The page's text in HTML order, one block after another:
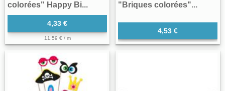
colorées" Happy Bi...
4,33 €
11,59 € / m
"Briques colorées"...
4,53 €